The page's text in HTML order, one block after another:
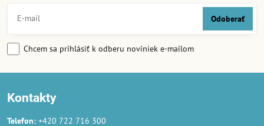
Odoberať
Chcem sa prihlásiť k odberu noviniek e-mailom
Kontakty
Telefon: +420 722 716 300